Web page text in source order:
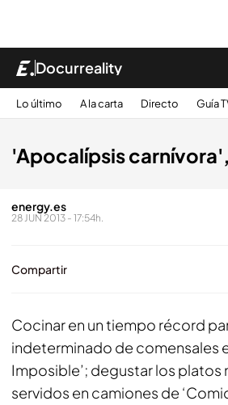
Docurreality
Lo último A la carta Directo Guía
'Apocalípsis
energy.es
28 JUN 2013 - 17:54h.
Compartir
Cocinar en un tiempo récord
indeterminado de comensales
Imposible’; degustar los platos
servidos en camiones de